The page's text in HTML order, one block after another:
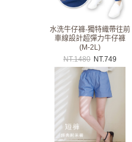
水洗牛仔褲-獨特織帶往前
車線設計超彈力牛仔褲
(M-2L)
NT.1480 NT.749